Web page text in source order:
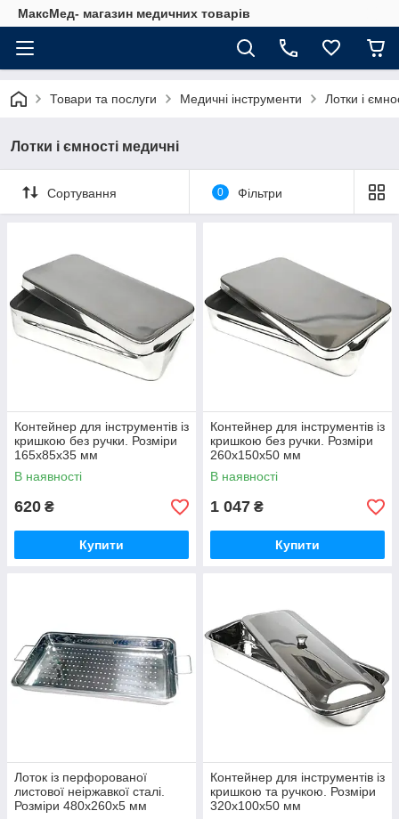
МаксМед- магазин медичних товарів
Товари та послуги Медичні інструменти Лотки і
Лотки і ємності медичні
Сортування 0 Фільтри
Контейнер для інструментів із
кришкою без ручки. Розміри
165x85x35 мм
В наявності
620 ₴
Купити
Контейнер для інструментів із
кришкою без ручки. Розміри
260x150x50 мм
В наявності
1 047 ₴
Купити
Лоток із перфорованої
листової неіржавкої сталі.
Розміри 480x260x5 мм
Контейнер для інструментів із
кришкою та ручкою. Розміри
320x100x50 мм